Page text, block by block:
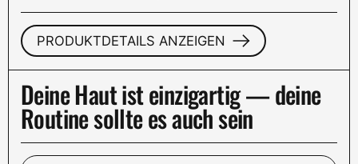
PRODUKTDETAILS ANZEIGEN
Deine Haut ist einzigartig — deine
Routine sollte es auch sein